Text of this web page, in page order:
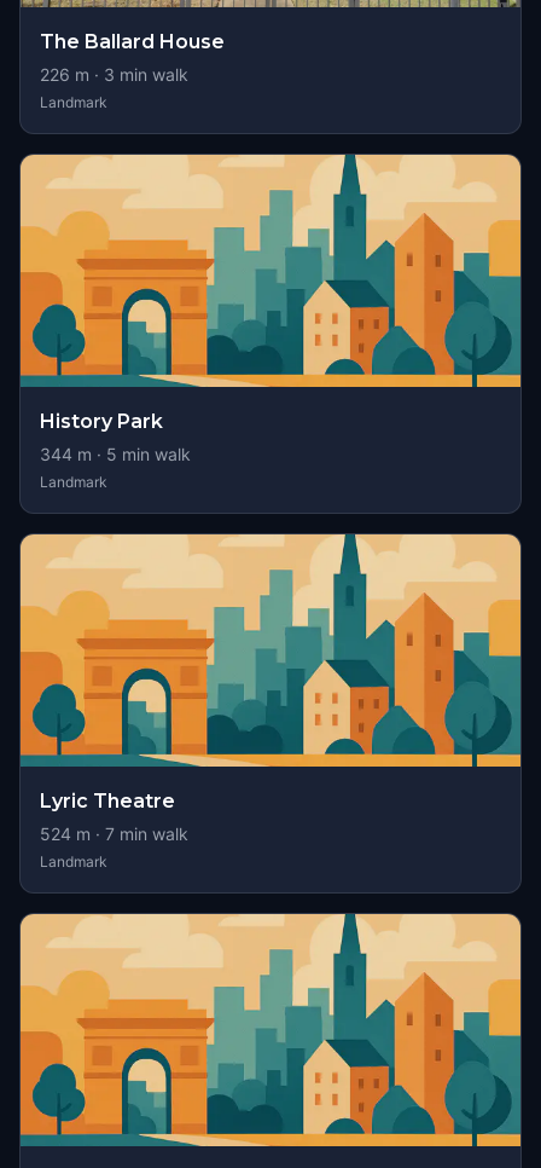
The Ballard House
226 m · 3 min walk
Landmark
History Park
344 m · 5 min walk
Landmark
Lyric Theatre
524 m · 7 min walk
Landmark